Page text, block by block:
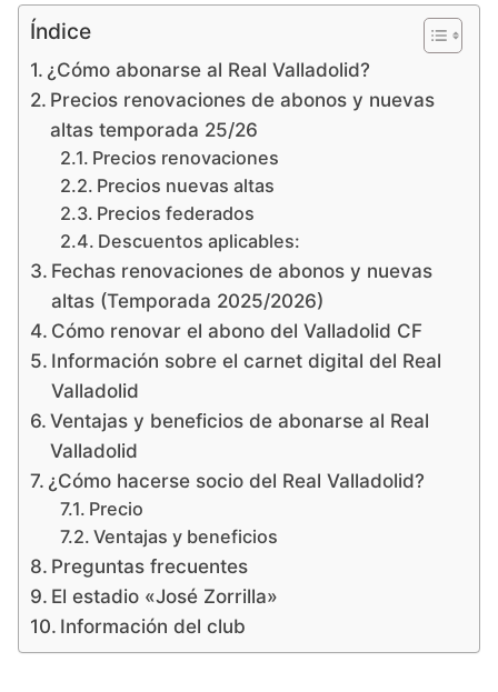
Índice
¿Cómo abonarse al Real Valladolid?
Precios renovaciones de abonos y nuevas
altas temporada 25/26
Precios renovaciones
Precios nuevas altas
Precios federados
Descuentos aplicables:
Fechas renovaciones de abonos y nuevas
altas (Temporada 2025/2026)
Cómo renovar el abono del Valladolid CF
Información sobre el carnet digital del Real
Valladolid
Ventajas y beneficios de abonarse al Real
Valladolid
¿Cómo hacerse socio del Real Valladolid?
Precio
Ventajas y beneficios
Preguntas frecuentes
El estadio «José Zorrilla»
Información del club